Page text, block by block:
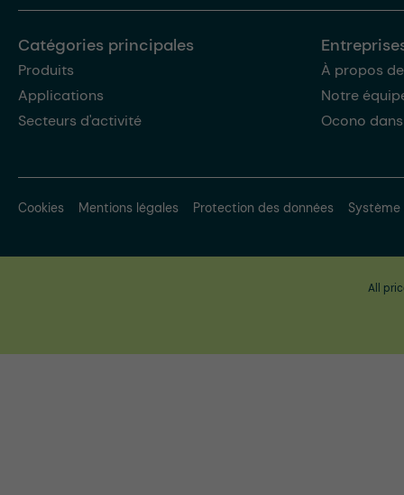
Catégories principales
Produits
Applications
Secteurs d'activité
À propos
Notre
Ocono
Cookies Mentions légales Protection des données
All